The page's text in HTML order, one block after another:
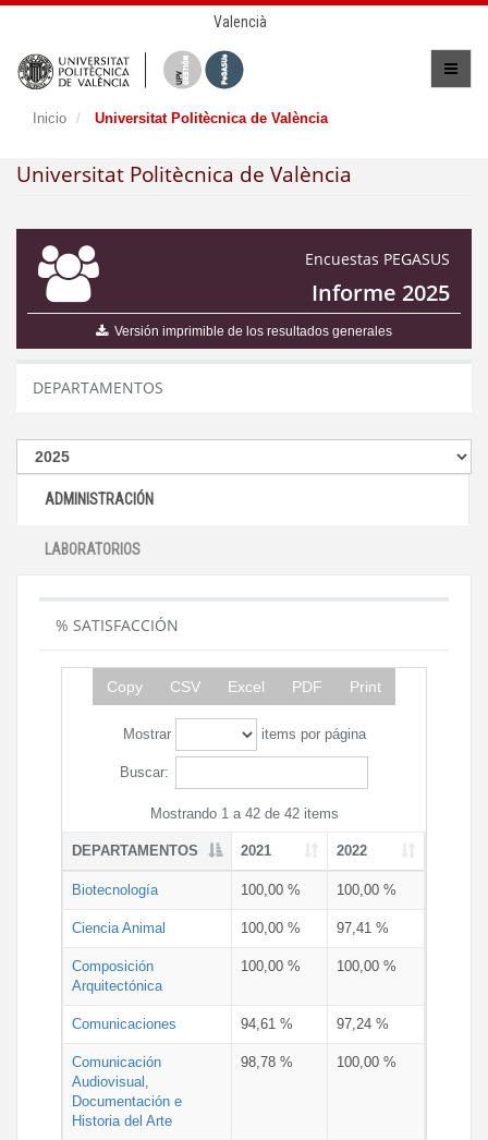
Valencià
Inicio Universitat Politècnica de València
Universitat Politècnica de València
Encuestas PEGASUS
Informe 2025
Versión imprimible de los resultados generales
DEPARTAMENTOS
ADMINISTRACIÓN
LABORATORIOS
% SATISFACCIÓN
Copy CSV Excel PDF Print
Mostrar items por página
Buscar:
Mostrando 1 a 42 de 42 items
DEPARTAMENTOS 2021 2022
Biotecnología 100,00 % 100,00 %
Ciencia Animal 100,00 % 97,41 %
Composición
Arquitectónica
100,00 % 100,00 %
Comunicaciones 94,61 % 97,24 %
Comunicación
Audiovisual,
Documentación e
Historia del Arte
98,78 % 100,00 %